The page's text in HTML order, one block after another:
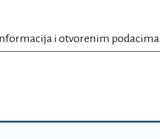
i otvorenim podacima